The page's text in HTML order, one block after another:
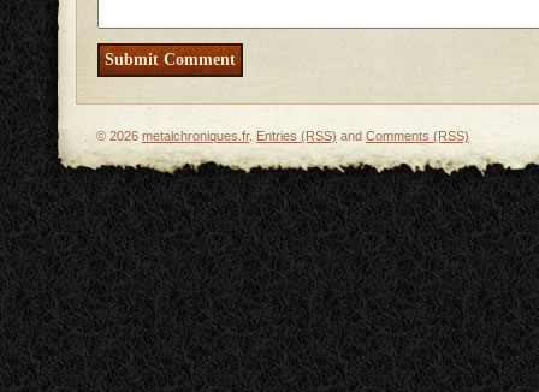
© 2026 metalchroniques.fr. Entries (RSS) and Comments (RSS)